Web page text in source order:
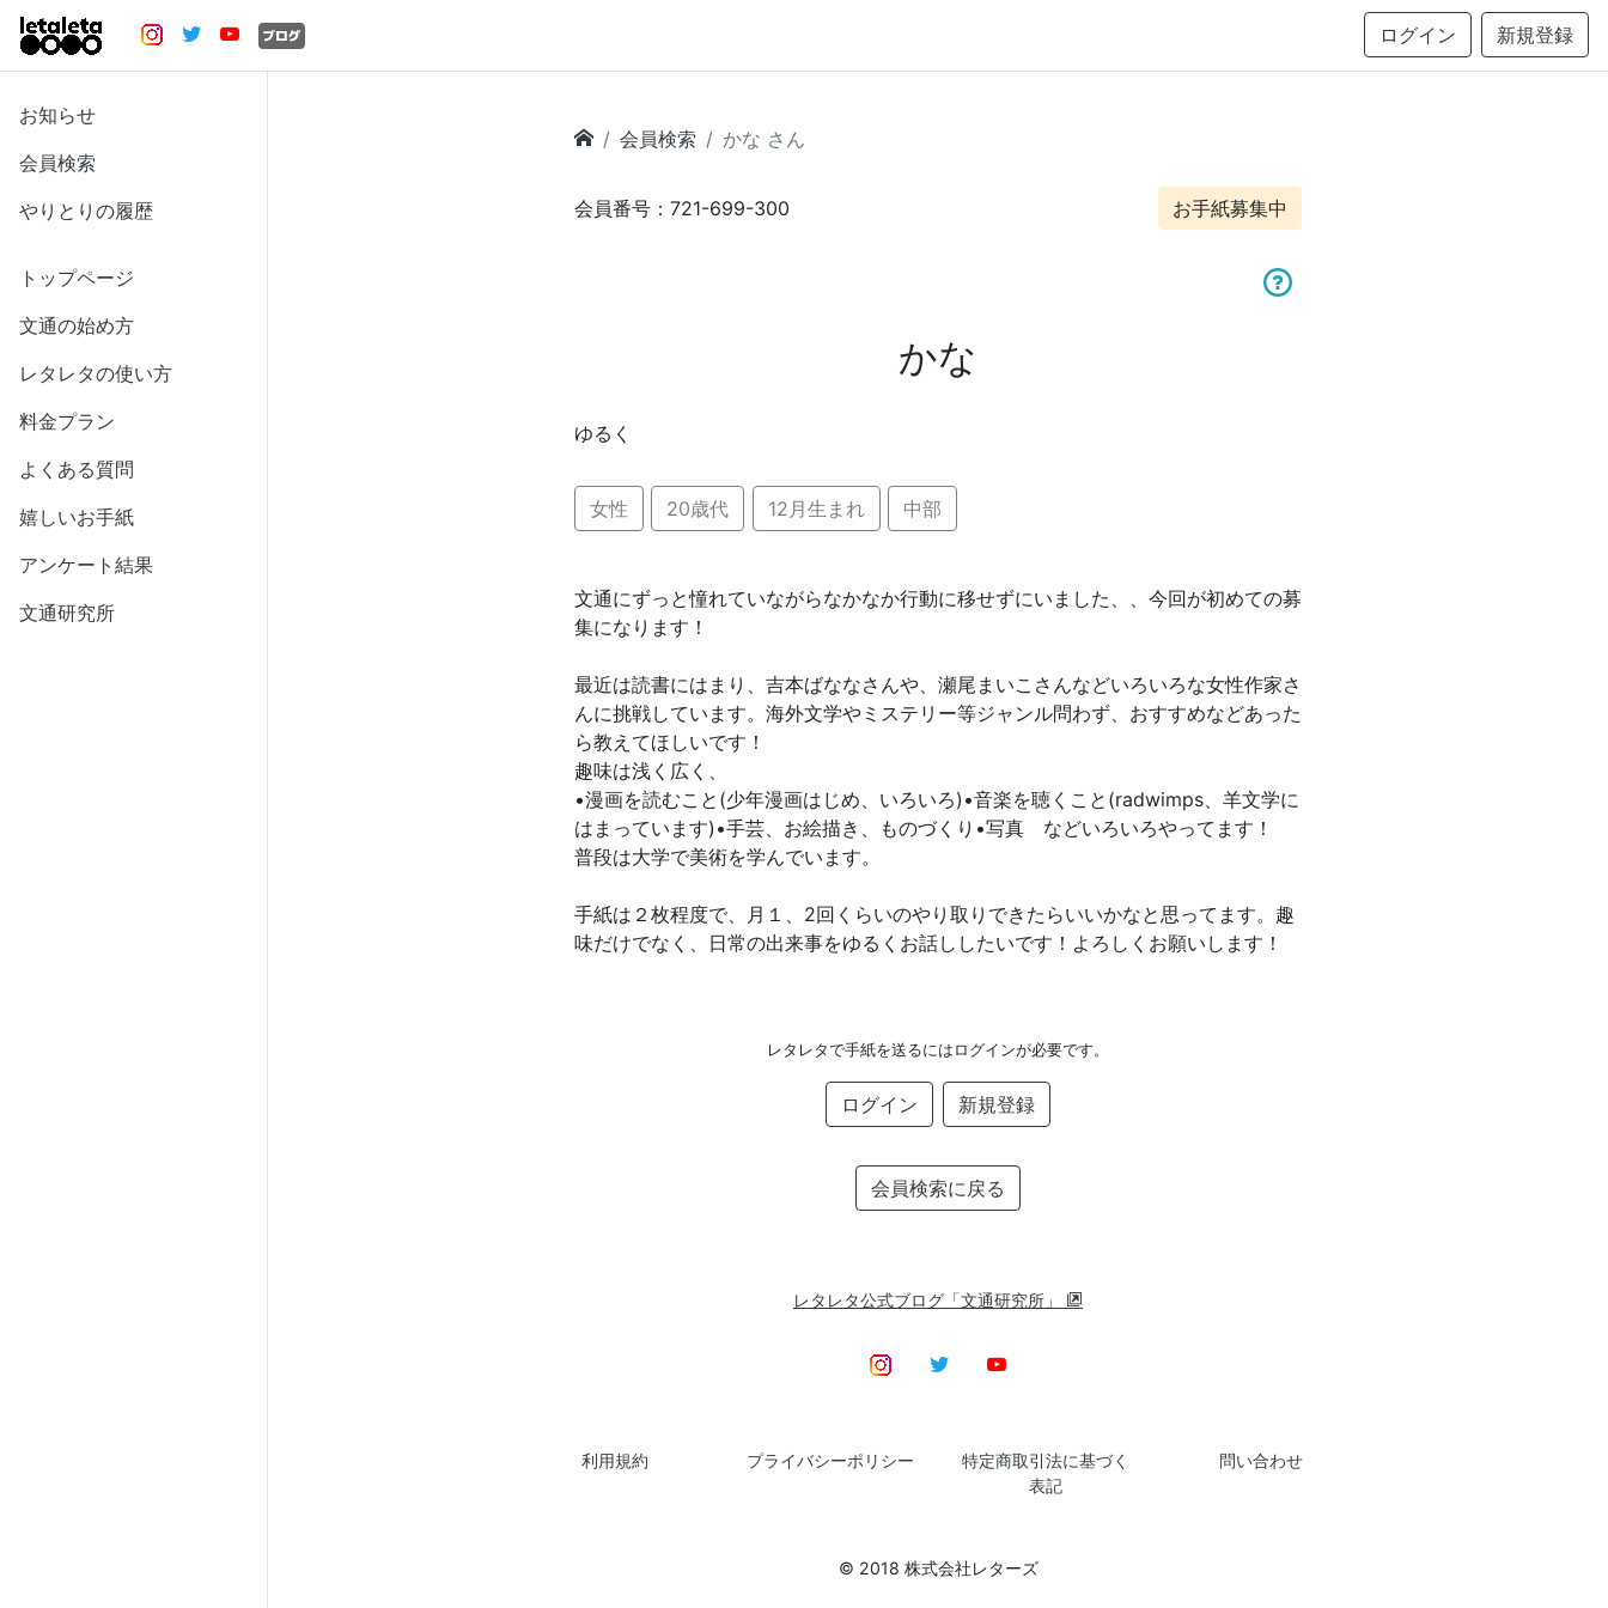
ログイン 新規登録
お知らせ
会員検索
やりとりの履歴
トップページ
文通の始め方
レタレタの使い方
料金プラン
よくある質問
嬉しいお手紙
アンケート結果
文通研究所
会員検索 かな さん
会員番号：721-699-300 お手紙募集中
かな
ゆるく
女性 20歳代 12月生まれ 中部
文通にずっと憧れていながらなかなか行動に移せずにいました、、今回が初めての募
集になります！
最近は読書にはまり、吉本ばななさんや、瀬尾まいこさんなどいろいろな女性作家さ
んに挑戦しています。海外文学やミステリー等ジャンル問わず、おすすめなどあった
ら教えてほしいです！
趣味は浅く広く、
•漫画を読むこと(少年漫画はじめ、いろいろ)•音楽を聴くこと(radwimps、羊文学に
はまっています)•手芸、お絵描き、ものづくり•写真 などいろいろやってます！
普段は大学で美術を学んでいます。
手紙は２枚程度で、月１、2回くらいのやり取りできたらいいかなと思ってます。趣
味だけでなく、日常の出来事をゆるくお話ししたいです！よろしくお願いします！
レタレタで手紙を送るにはログインが必要です。
ログイン 新規登録
会員検索に戻る
レタレタ公式ブログ「文通研究所」
利用規約 プライバシーポリシー
特定商取引法に基づく
表記
問い合わせ
© 2018 株式会社レターズ